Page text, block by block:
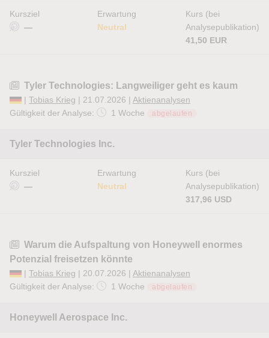
Kursziel
—
Erwartung
Neutral
Kurs (bei
Analysepublikation)
41,50 EUR
Tyler Technologies: Langweiliger geht es kaum
| Tobias Krieg | 21.07.2026 | Aktienanalysen
Gültigkeit der Analyse:
1 Woche abgelaufen
Tyler Technologies Inc.
Kursziel
—
Erwartung
Neutral
Kurs (bei
Analysepublikation)
317,96 USD
Warum die Aufspaltung von Honeywell enormes
Potenzial freisetzen könnte
| Tobias Krieg | 20.07.2026 | Aktienanalysen
Gültigkeit der Analyse:
1 Woche abgelaufen
Honeywell Aerospace Inc.